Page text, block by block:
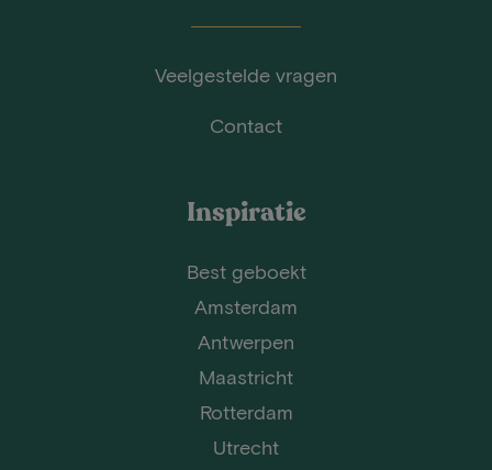
Veelgestelde vragen
Contact
Inspiratie
Best geboekt
Amsterdam
Antwerpen
Maastricht
Rotterdam
Utrecht